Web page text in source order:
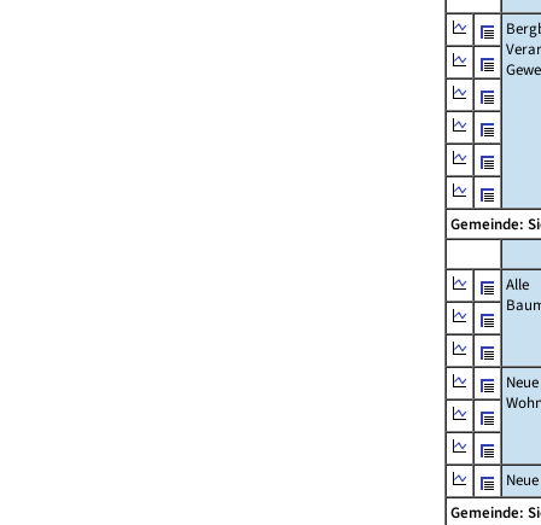
Gemeinde:
Alle
Neue
Gemeinde: